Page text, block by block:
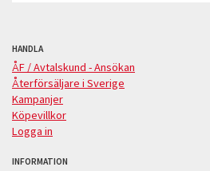
HANDLA
ÅF / Avtalskund - Ansökan
Återförsäljare i Sverige
Kampanjer
Köpevillkor
Logga in
INFORMATION